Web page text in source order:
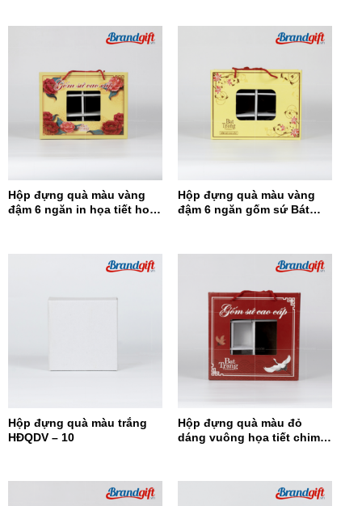
Hộp đựng quà màu vàng
đậm 6 ngăn in họa tiết hoa
Hộp đựng quà màu vàng
đậm 6 ngăn gốm sứ Bát
Hộp đựng quà màu trắng
HĐQDV – 10
Hộp đựng quà màu đỏ
dáng vuông họa tiết chim